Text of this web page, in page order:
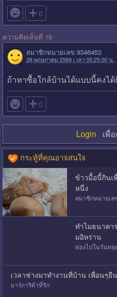
 0
ความคิดเห็นที่ 19
สมาชิกหมายเลข 9346453
28 พฤษภาคม 2569 เวลา 05:25:00 น.
ถ้าหาซื้อใกล้บ้านได้แบบนี้คงไ
 0
Login เพื่
กระทู้ที่คุณอาจสนใจ
ข้าวมื้อนี้กินเ
หนึ่ง
สมาชิกหมายเล
ทำไมธนาคา
มอิหร่าน
ท่องไปในวันหยุ
เวลาช่างมาทำงานที่บ้าน เพื่อนๆยื
มาร์การิต้าที่รัก